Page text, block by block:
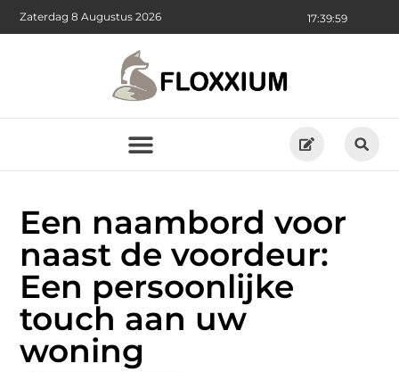
17:40:01
Zaterdag 8 Augustus 2026
Een naambord voor
naast de voordeur:
Een persoonlijke
touch aan uw
woning